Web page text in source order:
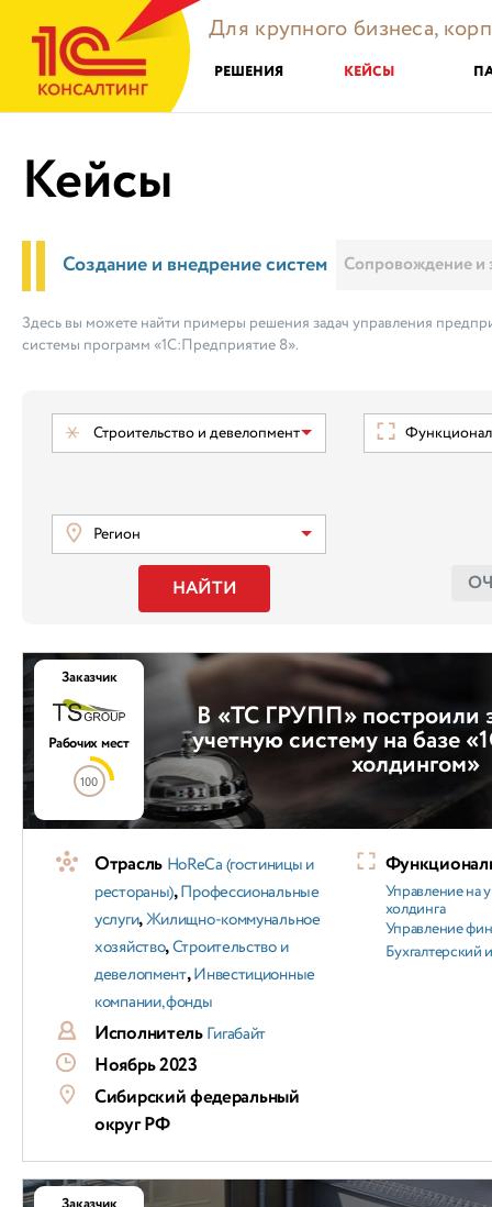
Для крупного бизнеса,
РЕШЕНИЯ КЕЙСЫ
Кейсы
Создание и внедрение систем Сопровождение и
Здесь вы можете найти примеры решения задач управления
системы программ «1С:Предприятие 8».
Строительство и девелопмент
Регион
НАЙТИ
В «ТС ГРУПП» построили
учетную систему на базе
холдингом»
Заказчик
Рабочих мест
100
Отрасль HoReCa (гостиницы и
рестораны),Профессиональные
услуги,Жилищно-коммунальное
хозяйство,Строительство и
девелопмент,Инвестиционные
компании, фонды
ИсполнительГигабайт
Ноябрь 2023
Сибирский федеральный
округ РФ
Управление на
холдинга
Управление
Бухгалтерский